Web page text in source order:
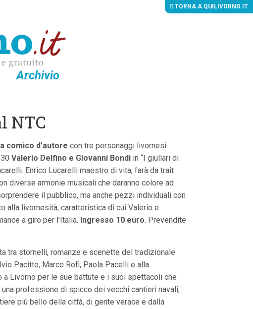
Archivio
TORNA A QUILIVORNO.IT
NTC
comico d’autore con tre personaggi livornesi.
Valerio Delfino e Giovanni Bondi in “I giullari di
Enrico Lucarelli maestro di vita, farà da trait
diverse armonie musicali che daranno colore ad
il pubblico, ma anche pezzi individuali con
alla livornesità, caratteristica di cui Valerio e
a giro per l’Italia. Ingresso 10 euro. Prevendite
tra stornelli, romanze e scenette del tradizionale
Pacitto, Marco Rofi, Paola Pacelli e alla
Livorno per le sue battute e i suoi spettacoli che
professione di spicco dei vecchi cantieri navali,
più bello della città, di gente verace e dalla